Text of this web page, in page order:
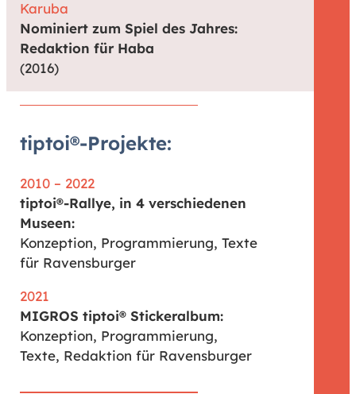
Karuba
Nominiert zum Spiel des Jahres:
Redaktion für Haba
(2016)
tiptoi®-Projekte:
2010 – 2022
tiptoi®-Rallye, in 4 verschiedenen
Museen:
Konzeption, Programmierung, Texte
für Ravensburger
2021
MIGROS tiptoi® Stickeralbum:
Konzeption, Programmierung,
Texte, Redaktion für Ravensburger